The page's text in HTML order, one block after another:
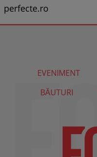
perfecte.ro
EVENIMENT
BĂUTURI